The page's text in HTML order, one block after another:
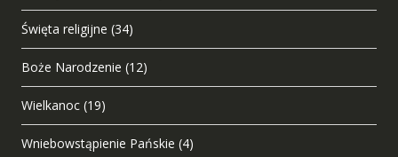
Święta religijne (34)
Boże Narodzenie (12)
Wielkanoc (19)
Wniebowstąpienie Pańskie (4)